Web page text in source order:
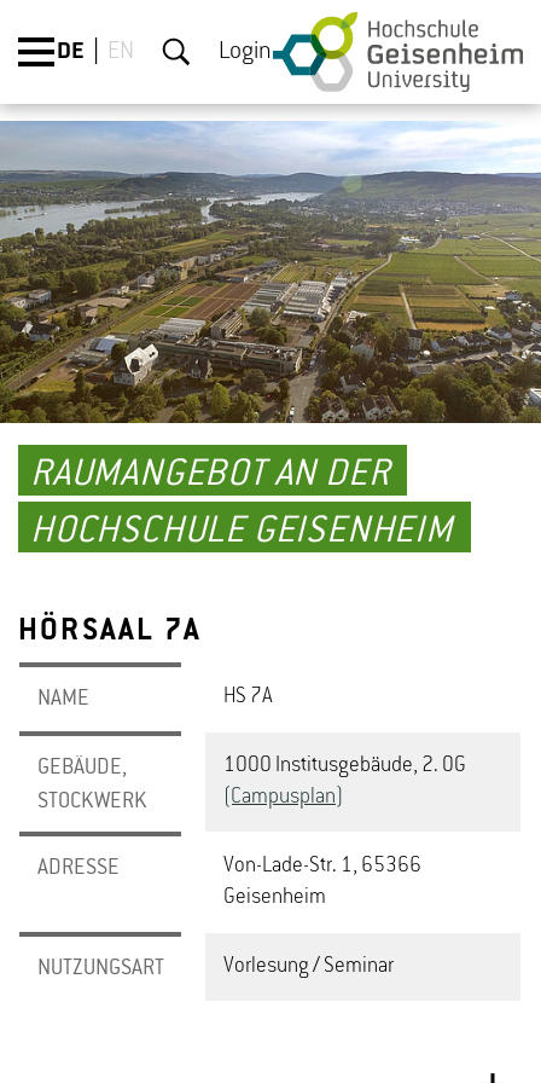
DE EN Login
RAUMANGEBOT AN DER
HOCHSCHULE GEISENHEIM
HÖRSAAL 7A
NAME HS 7A
GEBÄUDE,
STOCKWERK
1000 Institusgebäude, 2. OG
(Campusplan)
ADRESSE
Von-Lade-Str. 1, 65366
Geisenheim
NUTZUNGSART Vorlesung / Seminar